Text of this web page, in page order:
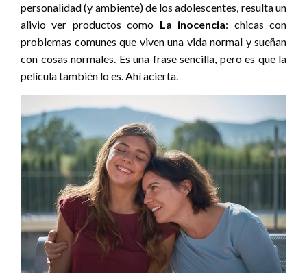
personalidad (y ambiente) de los adolescentes, resulta un
alivio ver productos como La inocencia: chicas con
problemas comunes que viven una vida normal y sueñan
con cosas normales. Es una frase sencilla, pero es que la
película también lo es. Ahí acierta.